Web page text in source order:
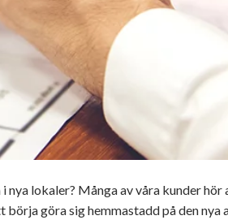
lokaler? Många av våra kunder hör
göra sig hemmastadd på den nya